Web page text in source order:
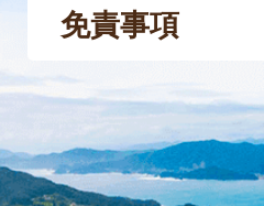
免責事項